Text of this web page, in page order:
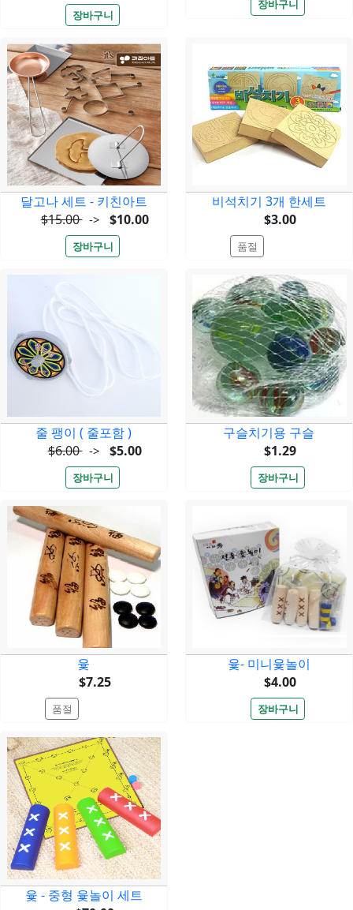
달고나 세트 - 키친아트
$15.00-> $10.00
비석치기 3개 한세트
$3.00
줄 팽이 ( 줄포함 )
$6.00-> $5.00
구슬치기용 구슬
$1.29
윷
$7.25
윷- 미니윷놀이
$4.00
윷 - 중형 윷놀이 세트